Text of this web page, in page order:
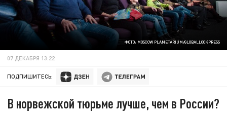
ФОТО: MOSCOW PLANETARIUM/GLOBALLOOKPRESS
07 ДЕКАБРЯ 13:22
ПОДПИШИТЕСЬ:
В норвежской тюрьме лучше, чем в России?